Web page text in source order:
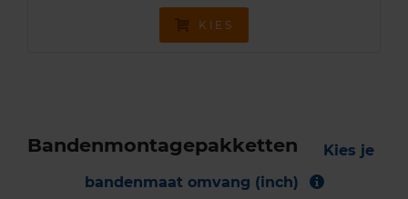
KIES
Bandenmontagepakketten
Kies je
bandenmaat omvang (inch)